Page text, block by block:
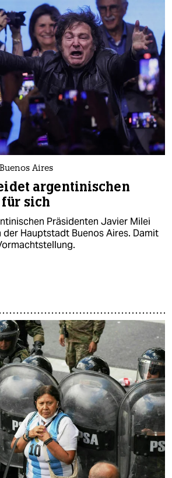
Aires
argentinischen
sich
Präsidenten Javier Milei
der Hauptstadt Buenos Aires. Damit